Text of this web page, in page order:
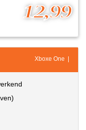
12,99
Xboxe One |